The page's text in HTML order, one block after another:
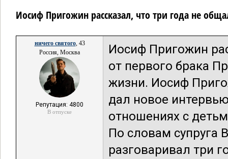
Иосиф Пригожин рассказал, что три года не
ничего святого, 43
Россия, Москва
Репутация: 4800
В отпуске
Иосиф Пригожин
от первого брака
жизни. Иосиф
дал новое
отношениях с
По словам супруга
разговаривал три